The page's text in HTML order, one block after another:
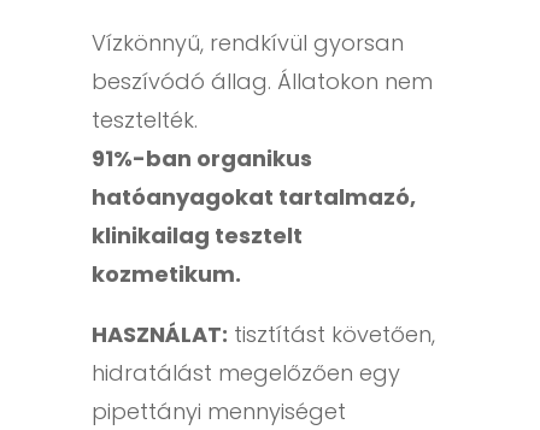
Vízkönnyű, rendkívül gyorsan
beszívódó állag. Állatokon nem
tesztelték.
91%-ban organikus
hatóanyagokat tartalmazó,
klinikailag tesztelt
kozmetikum.
HASZNÁLAT: tisztítást követően,
hidratálást megelőzően egy
pipettányi mennyiséget